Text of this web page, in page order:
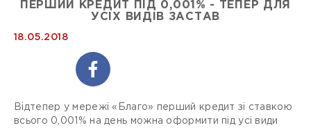
ПЕРШИЙ КРЕДИТ ПІД 0,001% - ТЕПЕР ДЛЯ
УСІХ ВИДІВ ЗАСТАВ
18.05.2018
Відтепер у мережі «Благо» перший кредит зі ставкою
всього 0,001% на день можна оформити під усі види